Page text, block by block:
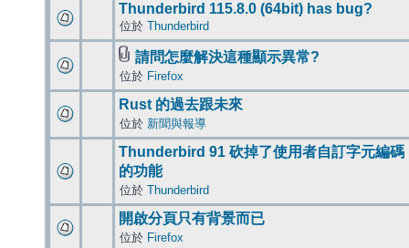
Thunderbird 115.8.0 (64bit) has bug?
位於 Thunderbird
請問怎麼解決這種顯示異常?
位於 Firefox
Rust 的過去跟未來
位於 新聞與報導
Thunderbird 91 砍掉了使用者自訂字元編碼
的功能
位於 Thunderbird
開啟分頁只有背景而已
位於 Firefox